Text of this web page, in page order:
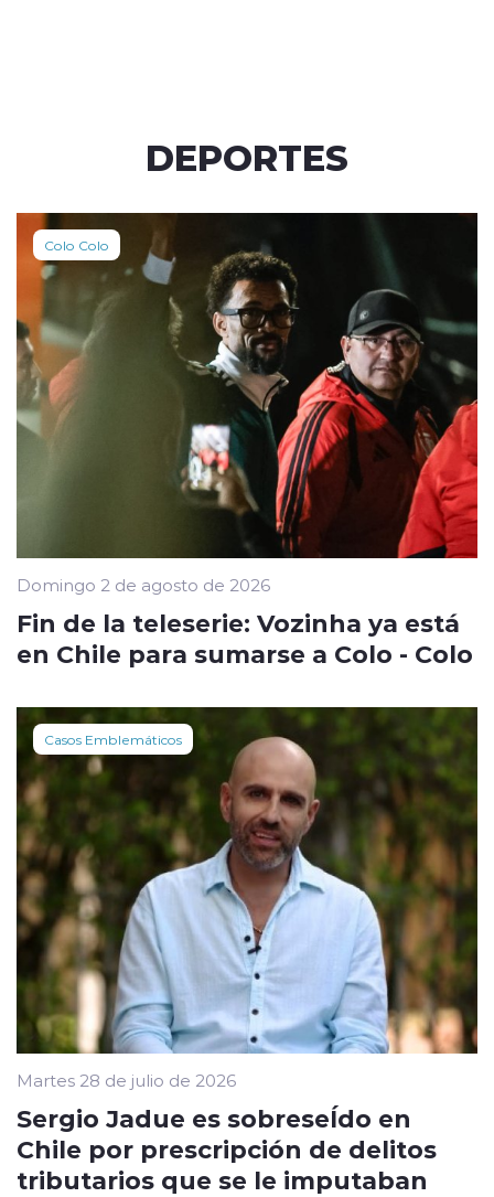
DEPORTES
Colo Colo
Domingo 2 de agosto de 2026
Fin de la teleserie: Vozinha ya está
en Chile para sumarse a Colo - Colo
Casos Emblemáticos
Martes 28 de julio de 2026
Sergio Jadue es sobreseÍdo en
Chile por prescripción de delitos
tributarios que se le imputaban